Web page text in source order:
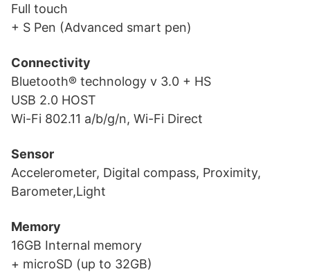
Full touch
+ S Pen (Advanced smart pen)
Connectivity
Bluetooth® technology v 3.0 + HS
USB 2.0 HOST
Wi-Fi 802.11 a/b/g/n, Wi-Fi Direct
Sensor
Accelerometer, Digital compass, Proximity,
Barometer,Light
Memory
16GB Internal memory
+ microSD (up to 32GB)